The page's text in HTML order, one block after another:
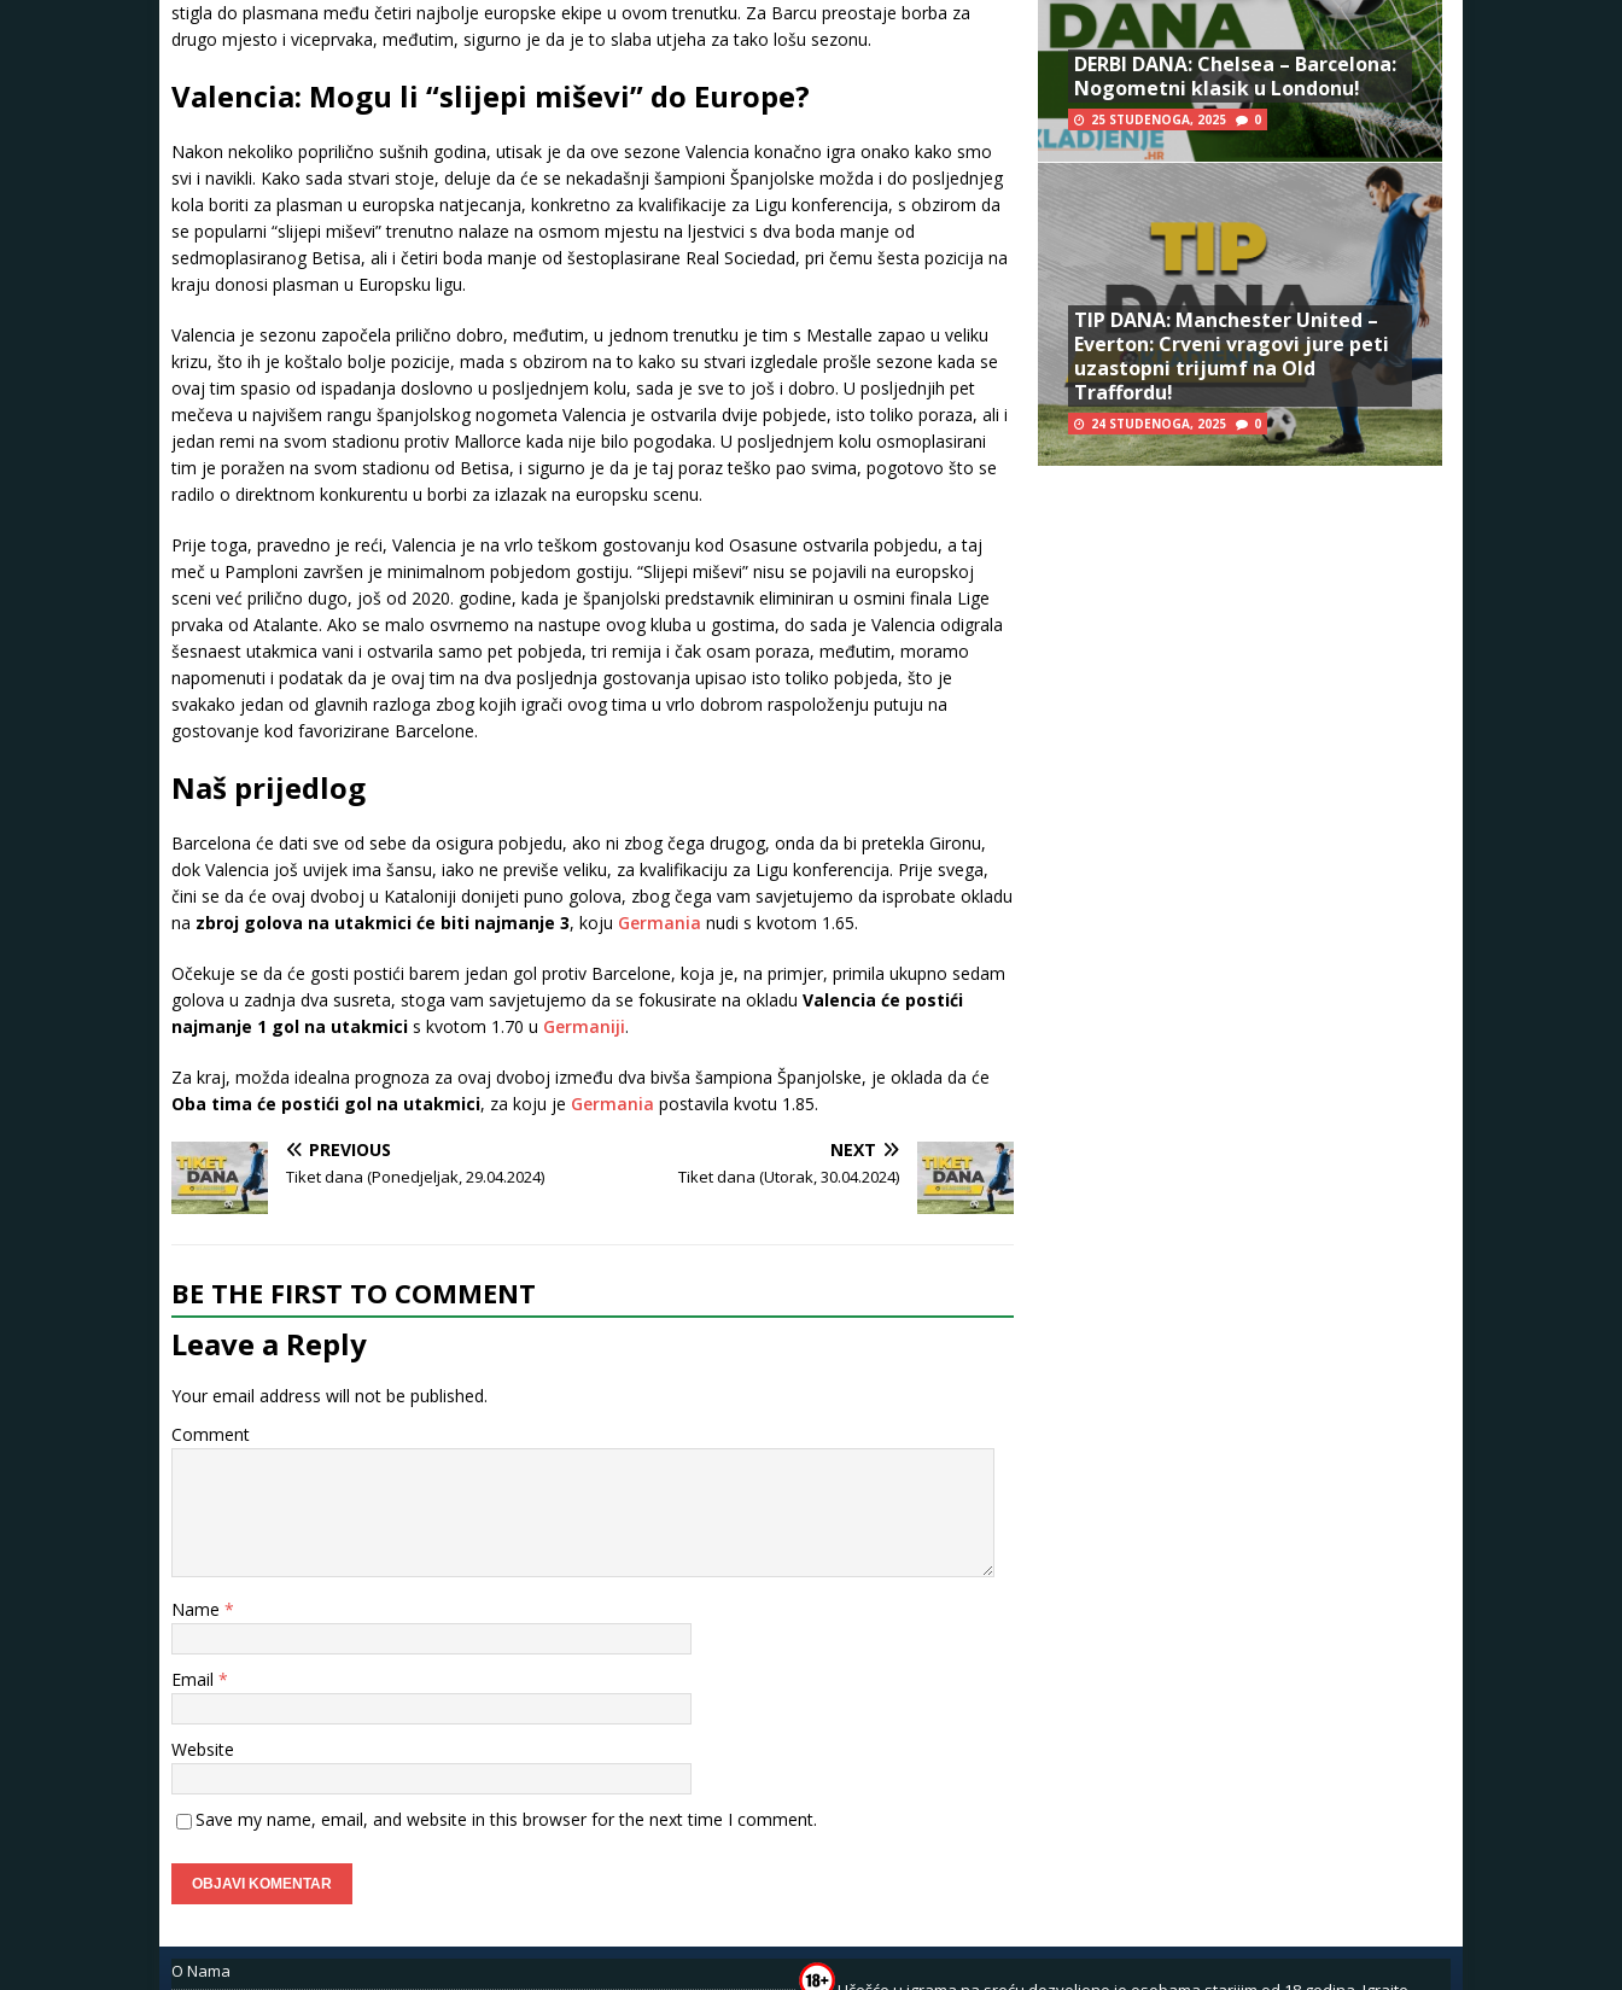
stigla do plasmana među četiri najbolje europske ekipe u ovom trenutku. Za Barcu preostaje borba za
drugo mjesto i viceprvaka, međutim, sigurno je da je to slaba utjeha za tako lošu sezonu.
Valencia: Mogu li “slijepi miševi” do Europe?
Nakon nekoliko poprilično sušnih godina, utisak je da ove sezone Valencia konačno igra onako kako smo
svi i navikli. Kako sada stvari stoje, deluje da će se nekadašnji šampioni Španjolske možda i do posljednjeg
kola boriti za plasman u europska natjecanja, konkretno za kvalifikacije za Ligu konferencija, s obzirom da
se popularni “slijepi miševi” trenutno nalaze na osmom mjestu na ljestvici s dva boda manje od
sedmoplasiranog Betisa, ali i četiri boda manje od šestoplasirane Real Sociedad, pri čemu šesta pozicija na
kraju donosi plasman u Europsku ligu.
Valencia je sezonu započela prilično dobro, međutim, u jednom trenutku je tim s Mestalle zapao u veliku
krizu, što ih je koštalo bolje pozicije, mada s obzirom na to kako su stvari izgledale prošle sezone kada se
ovaj tim spasio od ispadanja doslovno u posljednjem kolu, sada je sve to još i dobro. U posljednjih pet
mečeva u najvišem rangu španjolskog nogometa Valencia je ostvarila dvije pobjede, isto toliko poraza, ali i
jedan remi na svom stadionu protiv Mallorce kada nije bilo pogodaka. U posljednjem kolu osmoplasirani
tim je poražen na svom stadionu od Betisa, i sigurno je da je taj poraz teško pao svima, pogotovo što se
radilo o direktnom konkurentu u borbi za izlazak na europsku scenu.
Prije toga, pravedno je reći, Valencia je na vrlo teškom gostovanju kod Osasune ostvarila pobjedu, a taj
meč u Pamploni završen je minimalnom pobjedom gostiju. “Slijepi miševi” nisu se pojavili na europskoj
sceni već prilično dugo, još od 2020. godine, kada je španjolski predstavnik eliminiran u osmini finala Lige
prvaka od Atalante. Ako se malo osvrnemo na nastupe ovog kluba u gostima, do sada je Valencia odigrala
šesnaest utakmica vani i ostvarila samo pet pobjeda, tri remija i čak osam poraza, međutim, moramo
napomenuti i podatak da je ovaj tim na dva posljednja gostovanja upisao isto toliko pobjeda, što je
svakako jedan od glavnih razloga zbog kojih igrači ovog tima u vrlo dobrom raspoloženju putuju na
gostovanje kod favorizirane Barcelone.
Naš prijedlog
Barcelona će dati sve od sebe da osigura pobjedu, ako ni zbog čega drugog, onda da bi pretekla Gironu,
dok Valencia još uvijek ima šansu, iako ne previše veliku, za kvalifikaciju za Ligu konferencija. Prije svega,
čini se da će ovaj dvoboj u Kataloniji donijeti puno golova, zbog čega vam savjetujemo da isprobate okladu
na zbroj golova na utakmici će biti najmanje 3, koju Germania nudi s kvotom 1.65.
Očekuje se da će gosti postići barem jedan gol protiv Barcelone, koja je, na primjer, primila ukupno sedam
golova u zadnja dva susreta, stoga vam savjetujemo da se fokusirate na okladu Valencia će postići
najmanje 1 gol na utakmici s kvotom 1.70 u Germaniji.
Za kraj, možda idealna prognoza za ovaj dvoboj između dva bivša šampiona Španjolske, je oklada da će
Oba tima će postići gol na utakmici, za koju je Germania postavila kvotu 1.85.
PREVIOUS
Tiket dana (Ponedjeljak, 29.04.2024)
NEXT
Tiket dana (Utorak, 30.04.2024)
BE THE FIRST TO COMMENT
Leave a Reply
Your email address will not be published.
Comment
Name *
Email *
Website
Save my name, email, and website in this browser for the next time I comment.
DERBI DANA: Chelsea – Barcelona:
Nogometni klasik u Londonu!
25 STUDENOGA, 2025 0
TIP DANA: Manchester United –
Everton: Crveni vragovi jure peti
uzastopni trijumf na Old
Traffordu!
24 STUDENOGA, 2025 0
O Nama